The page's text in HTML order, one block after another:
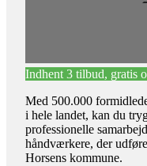
Indhent 3 tilbud, gratis
Med 500.000
i hele landet, kan du
professionelle
håndværkere, der
Horsens kommune.